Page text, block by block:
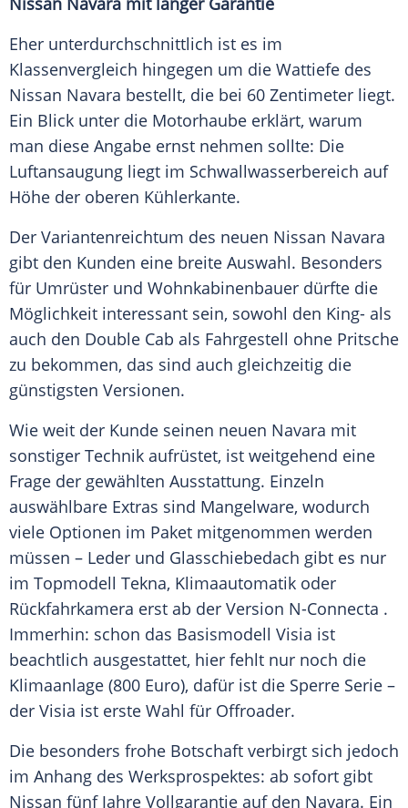
Eher unterdurchschnittlich ist es im
Klassenvergleich hingegen um die Wattiefe des
Nissan Navara bestellt, die bei 60 Zentimeter liegt.
Ein Blick unter die Motorhaube erklärt, warum
man diese Angabe ernst nehmen sollte: Die
Luftansaugung liegt im Schwallwasserbereich auf
Höhe der oberen Kühlerkante.
Der Variantenreichtum des neuen Nissan Navara
gibt den Kunden eine breite Auswahl. Besonders
für Umrüster und Wohnkabinenbauer dürfte die
Möglichkeit interessant sein, sowohl den King- als
auch den Double Cab als Fahrgestell ohne Pritsche
zu bekommen, das sind auch gleichzeitig die
günstigsten Versionen.
Wie weit der Kunde seinen neuen Navara mit
sonstiger Technik aufrüstet, ist weitgehend eine
Frage der gewählten Ausstattung. Einzeln
auswählbare Extras sind Mangelware, wodurch
viele Optionen im Paket mitgenommen werden
müssen – Leder und Glasschiebedach gibt es nur
im Topmodell Tekna, Klimaautomatik oder
Rückfahrkamera erst ab der Version N-Connecta .
Immerhin: schon das Basismodell Visia ist
beachtlich ausgestattet, hier fehlt nur noch die
Klimaanlage (800 Euro), dafür ist die Sperre Serie –
der Visia ist erste Wahl für Offroader.
Die besonders frohe Botschaft verbirgt sich jedoch
im Anhang des Werksprospektes: ab sofort gibt
Nissan fünf Jahre Vollgarantie auf den Navara. Ein